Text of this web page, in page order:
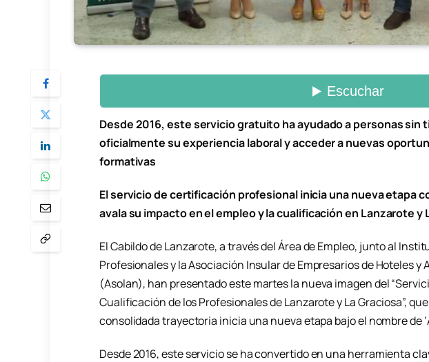
Desde 2016, este servicio gratuito ha ayudado a personas sin
oficialmente su experiencia laboral y acceder a nuevas
formativas
El servicio de certificación profesional inicia una nueva etapa
avala su impacto en el empleo y la cualificación en Lanzarote y
El Cabildo de Lanzarote, a través del Área de Empleo, junto al
Profesionales y la Asociación Insular de Empresarios de Hoteles
(Asolan), han presentado este martes la nueva imagen del
Cualificación de los Profesionales de Lanzarote y La Graciosa”,
consolidada trayectoria inicia una nueva etapa bajo el nombre de
Desde 2016, este servicio se ha convertido en una herramienta